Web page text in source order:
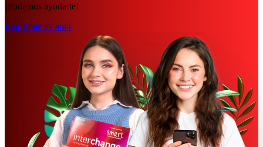
¡Podemos ayudarte!
Regístrate ya aqui